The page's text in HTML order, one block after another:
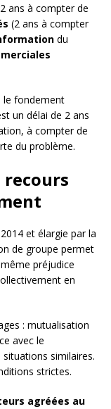
ans à compter de
(2 ans à compter
du
le fondement
un délai de 2 ans
à compter de
du problème.
recours
et élargie par la
de groupe permet
préjudice
en
: mutualisation
avec le
similaires.
strictes.
agréées au